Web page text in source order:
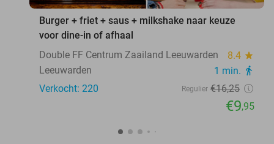
Burger + friet + saus + milkshake naar keuze
voor dine-in of afhaal
Double FF Centrum Zaailand Leeuwarden
8.4 star
Leeuwarden 1 min. directions_walk
Verkocht: 220 Regulier €16,25
€9,95